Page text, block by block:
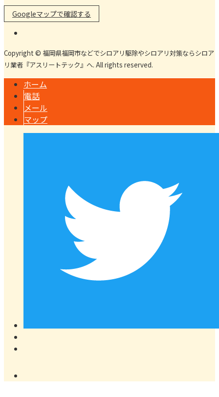
Googleマップで確認する
Copyright © 福岡県福岡市などでシロアリ駆除やシロアリ対策ならシロア
リ業者『アスリートテック』へ. All rights reserved.
ホーム
電話
メール
マップ